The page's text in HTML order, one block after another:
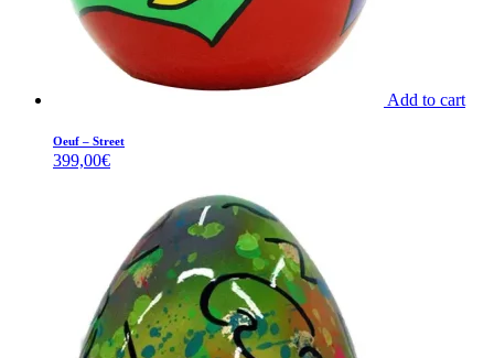
Add to cart
Oeuf – Street
399,00€